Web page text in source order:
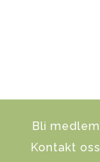
Bli medlem
Kontakt oss